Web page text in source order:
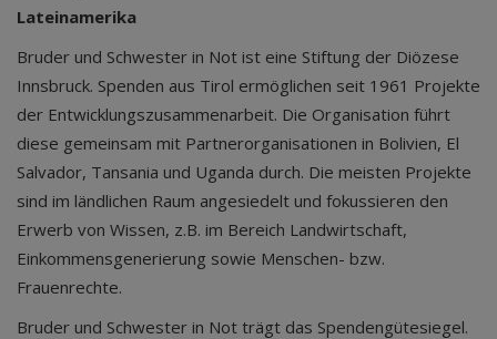
Lateinamerika
Bruder und Schwester in Not ist eine Stiftung der Diözese
Innsbruck. Spenden aus Tirol ermöglichen seit 1961 Projekte
der Entwicklungszusammenarbeit. Die Organisation führt
diese gemeinsam mit Partnerorganisationen in Bolivien, El
Salvador, Tansania und Uganda durch. Die meisten Projekte
sind im ländlichen Raum angesiedelt und fokussieren den
Erwerb von Wissen, z.B. im Bereich Landwirtschaft,
Einkommensgenerierung sowie Menschen- bzw.
Frauenrechte.
Bruder und Schwester in Not trägt das Spendengütesiegel.